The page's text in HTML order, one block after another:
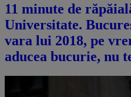
11 minute de
Universitate.
vara lui 2018, pe
aducea bucurie, nu